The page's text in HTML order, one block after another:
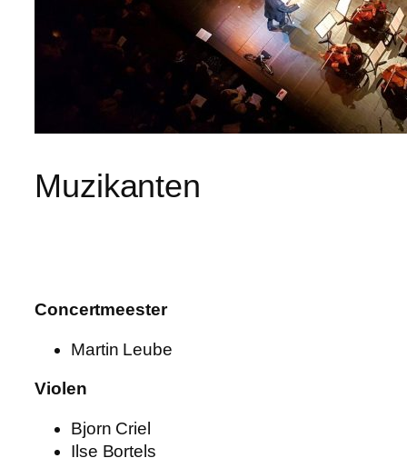
Muzikanten
Concertmeester
Martin Leube
Violen
Bjorn Criel
Ilse Bortels